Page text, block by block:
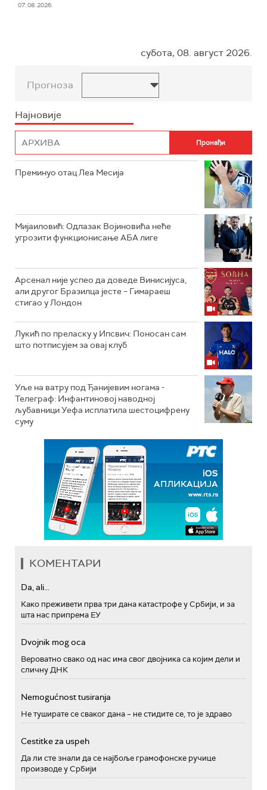
07. 08. 2026.
субота, 08. август 2026.
Прогноза
Најновије
Преминуо отац Леа Месија
Мијаиловић: Одлазак Војиновића неће
угрозити функционисање АБА лиге
Арсенал није успео да доведе Винисијуса,
али другог Бразилца јесте – Гимараеш
стигао у Лондон
Лукић по преласку у Ипсвич: Поносан сам
што потписујем за овај клуб
Уље на ватру под Ђанијевим ногама -
Телеграф: Инфантиновој наводној
љубавници Уефа исплатила шестоцифрену
суму
КОМЕНТАРИ
Da, ali...
Како преживети прва три дана катастрофе у Србији, и за
шта нас припрема ЕУ
Dvojnik mog oca
Вероватно свако од нас има свог двојника са којим дели и
сличну ДНК
Nemogućnost tusiranja
Не туширате се сваког дана – не стидите се, то је здраво
Cestitke za uspeh
Да ли сте знали да се најбоље грамофонске ручице
производе у Србији